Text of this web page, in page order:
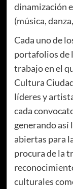
dinamización
(música,
Cada uno de
portafolios de
trabajo en el
Cultura
líderes y
cada
generando así
abiertas para
procura de la
culturales